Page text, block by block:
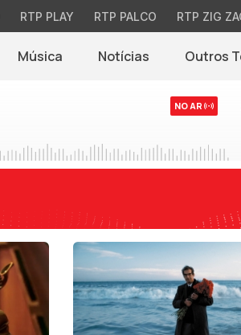
RTP PLAY RTP PALCO RTP ZIG
Música Notícias(abre em nova
Outros
NO AR